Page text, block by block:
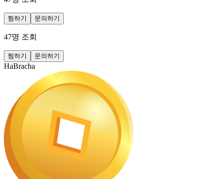
찜하기 문의하기
47명 조회
찜하기 문의하기
HaBracha